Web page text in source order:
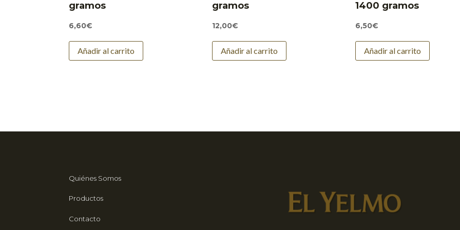
Para
gramos
6,60€
Añadir al carrito
gramos
12,00€
Añadir al carrito
1400 gramos
6,50€
Añadir al carrito
Quiénes Somos
Productos
Contacto